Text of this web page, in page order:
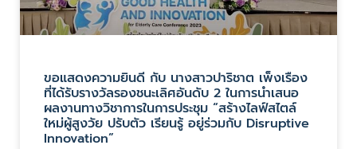
ขอแสดงความยินดี กับ นางสาวปาริชาต เพ็งเรือง
ที่ได้รับรางวัลรองชนะเลิศอันดับ 2 ในการนำเสนอ
ผลงานทางวิชาการในการประชุม “สร้างไลฟ์สไตล์
ใหม่ผู้สูงวัย ปรับตัว เรียนรู้ อยู่ร่วมกับ Disruptive
Innovation”